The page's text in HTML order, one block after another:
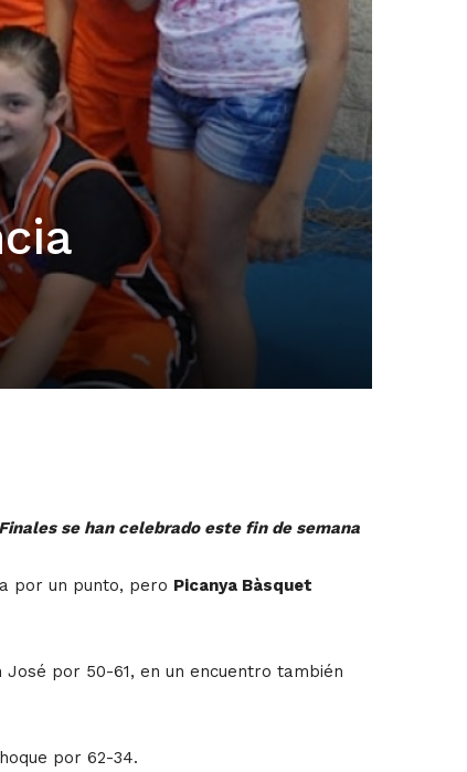
se han celebrado este fin de semana
por un punto, pero Picanya Bàsquet
por 50-61, en un encuentro también
por 62-34.